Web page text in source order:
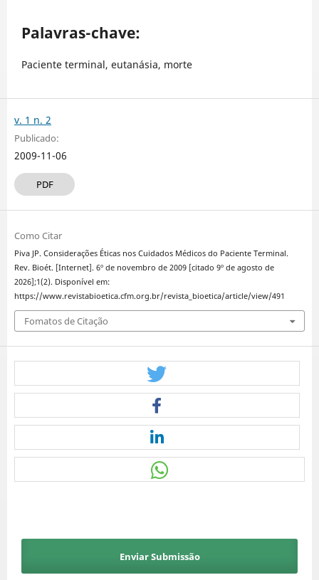
Palavras-chave:
Paciente terminal, eutanásia, morte
v. 1 n. 2
Publicado:
2009-11-06
PDF
Como Citar
Piva JP. Considerações Éticas nos Cuidados Médicos do Paciente Terminal.
Rev. Bioét. [Internet]. 6º de novembro de 2009 [citado 9º de agosto de
2026];1(2). Disponível em:
https://www.revistabioetica.cfm.org.br/revista_bioetica/article/view/491
Fomatos de Citação
Enviar Submissão